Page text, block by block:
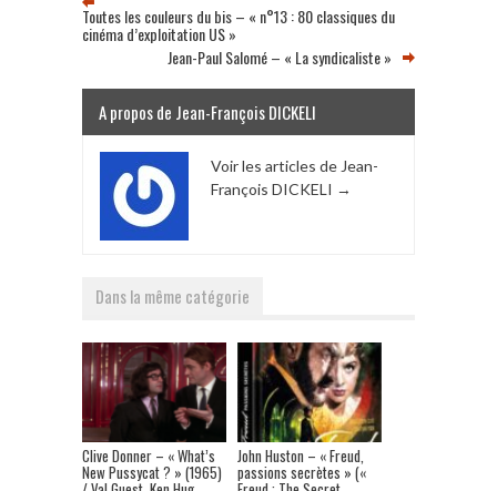
Toutes les couleurs du bis – « n°13 : 80 classiques du
cinéma d’exploitation US »
Jean-Paul Salomé – « La syndicaliste »
A propos de Jean-François DICKELI
Voir les articles de Jean-
François DICKELI →
Dans la même catégorie
Clive Donner – « What’s
New Pussycat ? » (1965)
John Huston – « Freud,
passions secrètes » («